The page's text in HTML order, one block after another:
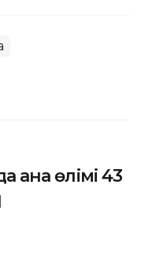
ана өлімі 43